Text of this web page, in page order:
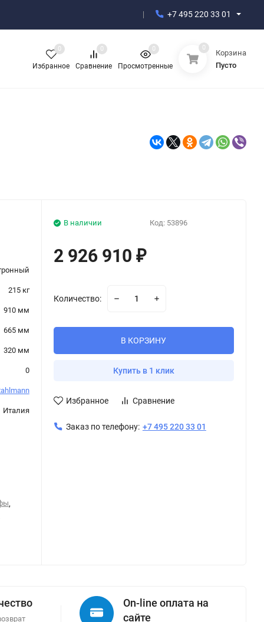
+7 495 220 33 01
Избранное
0
Сравнение
0
Просмотренные
0 0
Корзина
Пусто
215 кг
910 мм
665 мм
320 мм
0
Италия
,
В наличии Код: 53896
2 926 910 ₽
Количество:
В КОРЗИНУ
Купить в 1 клик
Избранное Сравнение
Заказ по телефону: +7 495 220 33 01
On-line оплата на
сайте